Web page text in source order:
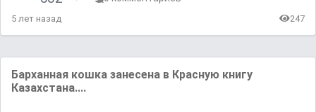
5 лет назад 247
Барханная кошка занесена в Красную книгу
Казахстана....